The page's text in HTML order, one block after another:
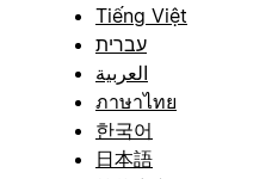
Tiếng Việt
עברית
العربية
ภาษาไทย
한국어
日本語